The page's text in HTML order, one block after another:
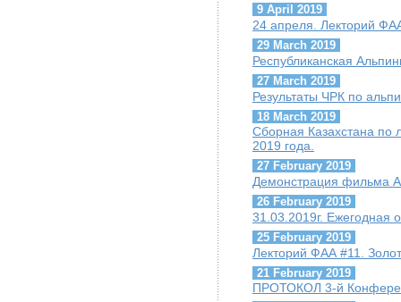
9 April 2019
24 апреля. Лекторий
29 March 2019
Республиканская
27 March 2019
Результаты ЧРК по
18 March 2019
Сборная Казахстана по
2019 года.
27 February 2019
Демонстрация фильма
26 February 2019
31.03.2019г.
25 February 2019
Лекторий ФАА #11.
21 February 2019
ПРОТОКОЛ 3-й